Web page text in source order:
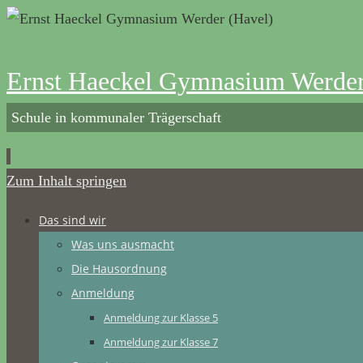
Ernst Haeckel Gymnasium
Schule in kommunaler Trägerschaft
Zum Inhalt springen
Das sind wir
Was uns ausmacht
Die Hausordnung
Anmeldung
Anmeldung zur Klasse 5
Anmeldung zur Klasse 7